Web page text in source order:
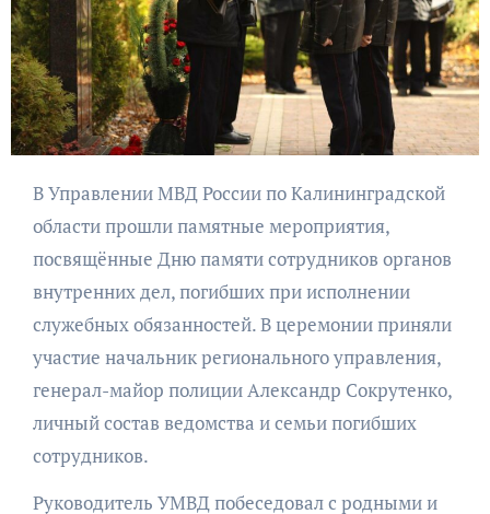
В Управлении МВД России по Калининградской
области прошли памятные мероприятия,
посвящённые Дню памяти сотрудников органов
внутренних дел, погибших при исполнении
служебных обязанностей. В церемонии приняли
участие начальник регионального управления,
генерал-майор полиции Александр Сокрутенко,
личный состав ведомства и семьи погибших
сотрудников.
Руководитель УМВД побеседовал с родными и